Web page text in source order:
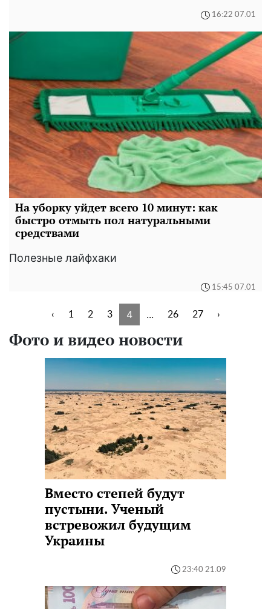
16:22 07.01
На уборку уйдет всего 10 минут: как
быстро отмыть пол натуральными
средствами
Полезные лайфхаки
15:45 07.01
‹ 1 2 3 4 ... 26 27 ›
Фото и видео новости
Вместо степей будут
пустыни. Ученый
встревожил будущим
Украины
23:40 21.09